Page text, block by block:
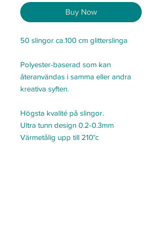
Buy Now
50 slingor ca.100 cm glitterslinga
Polyester-baserad som kan
återanvändas i samma eller andra
kreativa syften.
Högsta kvalité på slingor.
Ultra tunn design 0.2-0.3mm
Värmetålig upp till 210°c